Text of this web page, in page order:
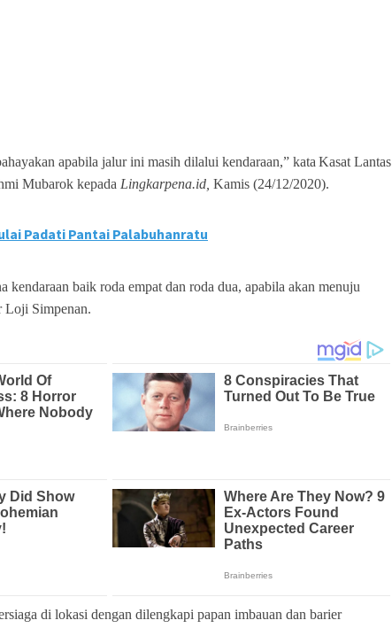
apabila jalur ini masih dilalui kendaraan,” kata Kasat Lantas
Mubarok kepada Lingkarpena.id, Kamis (24/12/2020).
Padati Pantai Palabuhanratu
kendaraan baik roda empat dan roda dua, apabila akan menuju
Loji Simpenan.
di lokasi dengan dilengkapi papan imbauan dan barier